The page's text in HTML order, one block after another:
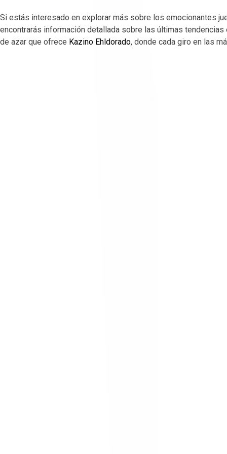
Si estás interesado en explorar más sobre los emocionantes
encontrarás información detallada sobre las últimas
de azar que ofrece Kazino Ehldorado, donde cada giro en las